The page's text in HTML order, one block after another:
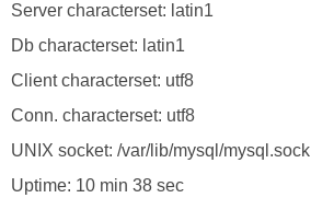
Server characterset: latin1
Db characterset: latin1
Client characterset: utf8
Conn. characterset: utf8
UNIX socket: /var/lib/mysql/mysql.sock
Uptime: 10 min 38 sec